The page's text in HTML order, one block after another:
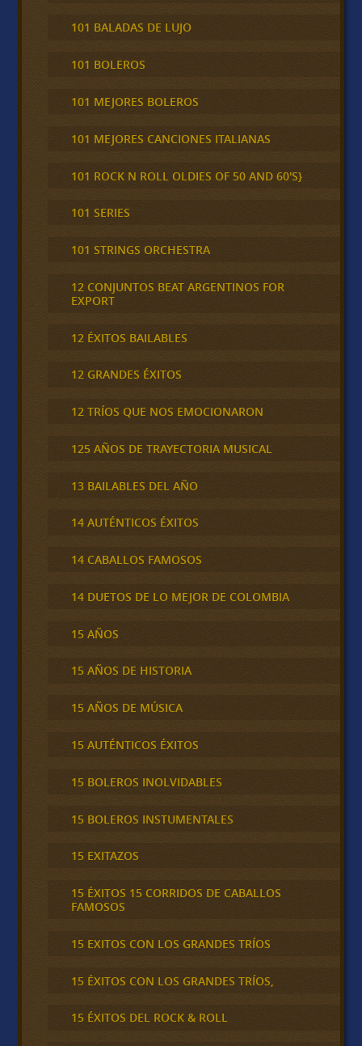
101 BALADAS DE LUJO
101 BOLEROS
101 MEJORES BOLEROS
101 MEJORES CANCIONES ITALIANAS
101 ROCK N ROLL OLDIES OF 50 AND 60'S}
101 SERIES
101 STRINGS ORCHESTRA
12 CONJUNTOS BEAT ARGENTINOS FOR
EXPORT
12 ÉXITOS BAILABLES
12 GRANDES ÉXITOS
12 TRÍOS QUE NOS EMOCIONARON
125 AÑOS DE TRAYECTORIA MUSICAL
13 BAILABLES DEL AÑO
14 AUTÉNTICOS ÉXITOS
14 CABALLOS FAMOSOS
14 DUETOS DE LO MEJOR DE COLOMBIA
15 AÑOS
15 AÑOS DE HISTORIA
15 AÑOS DE MÚSICA
15 AUTÉNTICOS ÉXITOS
15 BOLEROS INOLVIDABLES
15 BOLEROS INSTUMENTALES
15 EXITAZOS
15 ÉXITOS 15 CORRIDOS DE CABALLOS
FAMOSOS
15 EXITOS CON LOS GRANDES TRÍOS
15 ÉXITOS CON LOS GRANDES TRÍOS,
15 ÉXITOS DEL ROCK & ROLL